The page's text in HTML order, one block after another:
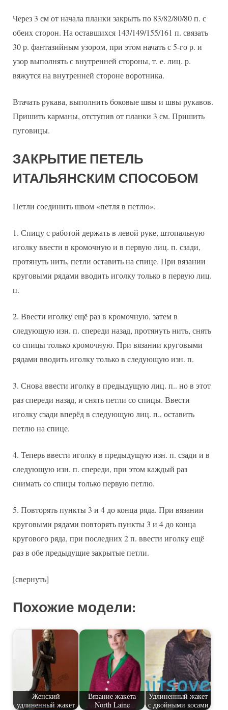
Через 3 см от начала планки закрыть по 83/82/80/80 п. с
обеих сторон. На оставшихся 143/149/155/161 п. связать
30 р. фантазийным узором, при этом начать с 5-го р. и
узор выполнять с внутренней стороны, т. е. лиц. р.
вяжутся на внутренней стороне воротника.
Втачать рукава, выполнить боковые швы и швы рукавов.
Пришить карманы, отступив от планки 3 см. Пришить
пуговицы.
ЗАКРЫТИЕ ПЕТЕЛЬ
ИТАЛЬЯНСКИМ СПОСОБОМ
Петли соединить швом «петля в петлю».
1. Спицу с работой держать в левой руке, штопальную
иголку ввести в кромочную и в первую лиц. п. сзади,
протянуть нить, петли оставить на спице. При вязании
круговыми рядами вводить иголку только в первую лиц.
п.
2. Ввести иголку ещё раз в кромочную, затем в
следующую изн. п. спереди назад, протянуть нить, снять
со спицы только кромочную. При вязании круговыми
рядами вводить иголку только в следующую изн. п.
3. Снова ввести иголку в предыдущую лиц. п.. но в этот
раз спереди назад, и снять петли со спицы. Ввести
иголку сзади вперёд в следующую лиц. п., оставить
петлю на спице.
4. Теперь ввести иголку в предыдущую изн. п. сзади и в
следующую изн. п. спереди, при этом каждый раз
снимать со спицы только первую петлю.
5. Повторять пункты 3 и 4 до конца ряда. При вязании
круговыми рядами повторять пункты 3 и 4 до конца
кругового ряда, при последних 2 п. ввести иголку ещё
раз в обе предыдущие закрытые петли.
[свернуть]
Похожие модели:
Женский
удлиненный жакет
Вязание жакета
North Laine
Удлиненный жакет
с двойными косами